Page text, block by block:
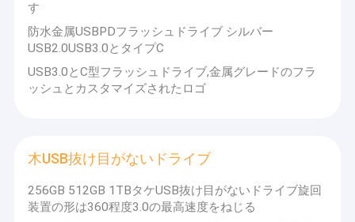
工場 ツアー
品質管理
ニュース
事件
す
防水金属USBPDフラッシュドライブ シルバー
USB2.0USB3.0とタイプC
USB3.0とC型フラッシュドライブ,金属グレードのフラ
ッシュとカスタマイズされたロゴ
木USB抜け目がないドライブ
256GB 512GB 1TBタケUSB抜け目がないドライブ旋回
装置の形は360程度3.0の最高速度をねじる
Suntrapは、BSCI、SGS、TUVの監査にも合格しています。
すべての製品に高品質のチップをフル容量で搭載するという原則
を常に遵守しています。
USBフラッシュドライブ、SSDハードドライブ、メモリカード製
品に使用されるすべてのチップは、H2テストに合格しています。
アップグレードや偽造チップを一切使用していません。
場です。お客様に最適なソリューションとカスタマイズ
ドライブ、SSDハードドライブ、メモリカードなどです。
We are